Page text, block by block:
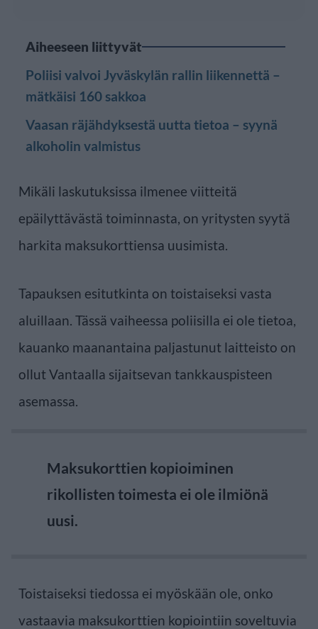
Aiheeseen liittyvät
Poliisi valvoi Jyväskylän rallin liikennettä –
mätkäisi 160 sakkoa
Vaasan räjähdyksestä uutta tietoa – syynä
alkoholin valmistus
Mikäli laskutuksissa ilmenee viitteitä
epäilyttävästä toiminnasta, on yritysten syytä
harkita maksukorttiensa uusimista.
Tapauksen esitutkinta on toistaiseksi vasta
aluillaan. Tässä vaiheessa poliisilla ei ole tietoa,
kauanko maanantaina paljastunut laitteisto on
ollut Vantaalla sijaitsevan tankkauspisteen
asemassa.
Maksukorttien kopioiminen
rikollisten toimesta ei ole ilmiönä
uusi.
Toistaiseksi tiedossa ei myöskään ole, onko
vastaavia maksukorttien kopiointiin soveltuvia